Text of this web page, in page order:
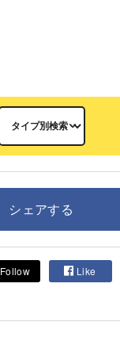
シェアする
Follow Like